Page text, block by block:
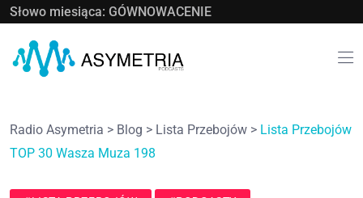
Słowo miesiąca: GÓWNOWACENIE
Radio Asymetria > Blog > Lista Przebojów > Lista Przebojów
TOP 30 Wasza Muza 198